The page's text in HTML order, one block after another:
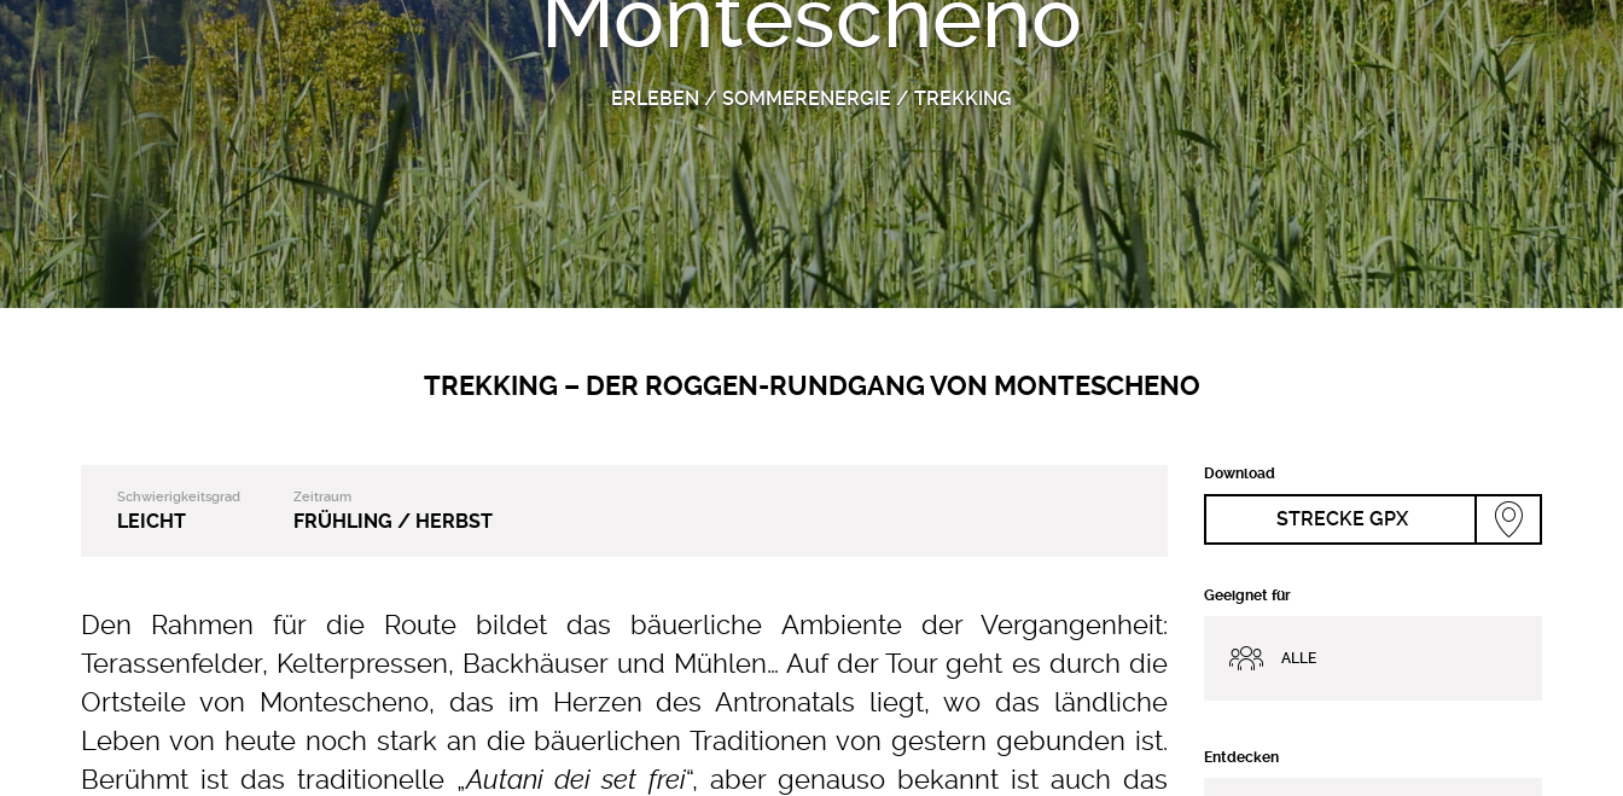
ERLEBEN/SOMMERENERGIE/TREKKING
TREKKING – DER ROGGEN-RUNDGANG VON MONTESCHENO
Schwierigkeitsgrad
LEICHT
Zeitraum
FRÜHLING / HERBST
Den Rahmen für die Route bildet das bäuerliche Ambiente der Vergangenheit:
Terassenfelder, Kelterpressen, Backhäuser und Mühlen… Auf der Tour geht es durch die
Ortsteile von Montescheno, das im Herzen des Antronatals liegt, wo das ländliche
Leben von heute noch stark an die bäuerlichen Traditionen von gestern gebunden ist.
Berühmt ist das traditionelle „Autani dei set frei“, aber genauso bekannt ist auch das
Download
STRECKE GPX
Geeignet für
ALLE
Entdecken